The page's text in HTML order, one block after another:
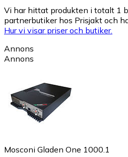
Vi har hittat produkten i totalt 1
partnerbutiker hos Prisjakt och
Hur vi visar priser och butiker.
Annons
Annons
Mosconi Gladen One 1000.1